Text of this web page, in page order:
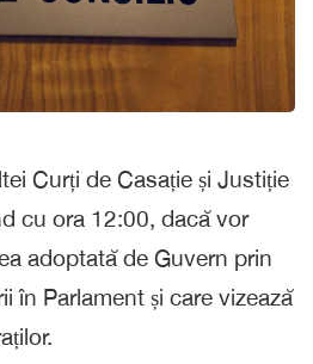
Curți de Casație și Justiție
cu ora 12:00, dacă vor
adoptată de Guvern prin
în Parlament și care vizează